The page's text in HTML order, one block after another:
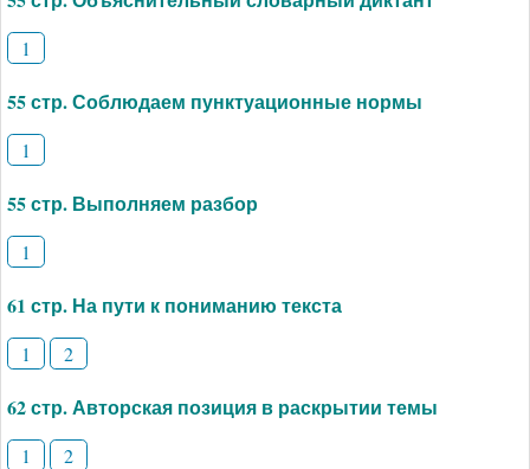
1
55 стр. Соблюдаем пунктуационные нормы
1
55 стр. Выполняем разбор
1
61 стр. На пути к пониманию текста
1 2
62 стр. Авторская позиция в раскрытии темы
1 2